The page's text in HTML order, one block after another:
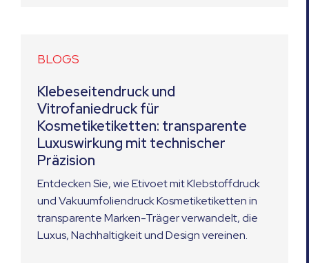
BLOGS
Klebeseitendruck und
Vitrofaniedruck für
Kosmetiketiketten: transparente
Luxuswirkung mit technischer
Präzision
Entdecken Sie, wie Etivoet mit Klebstoffdruck
und Vakuumfoliendruck Kosmetiketiketten in
transparente Marken-Träger verwandelt, die
Luxus, Nachhaltigkeit und Design vereinen.